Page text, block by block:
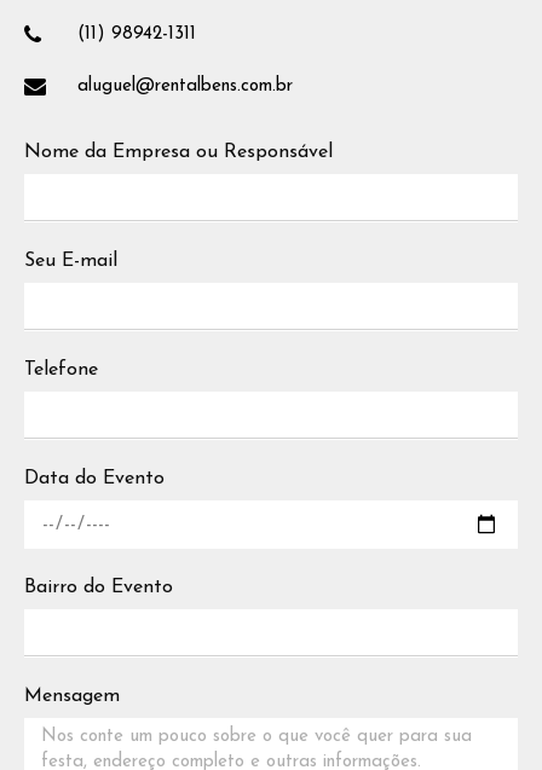
(11) 98942-1311
aluguel@rentalbens.com.br
Nome da Empresa ou Responsável
Seu E-mail
Telefone
Data do Evento
Bairro do Evento
Mensagem